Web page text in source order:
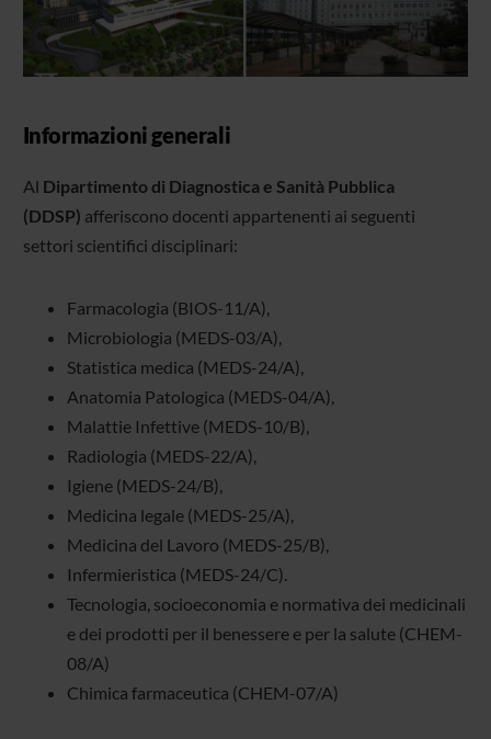
Informazioni generali
Al Dipartimento di Diagnostica e Sanità Pubblica
(DDSP) afferiscono docenti appartenenti ai seguenti
settori scientifici disciplinari:
Farmacologia (BIOS-11/A),
Microbiologia (MEDS-03/A),
Statistica medica (MEDS-24/A),
Anatomia Patologica (MEDS-04/A),
Malattie Infettive (MEDS-10/B),
Radiologia (MEDS-22/A),
Igiene (MEDS-24/B),
Medicina legale (MEDS-25/A),
Medicina del Lavoro (MEDS-25/B),
Infermieristica (MEDS-24/C).
Tecnologia, socioeconomia e normativa dei medicinali
e dei prodotti per il benessere e per la salute (CHEM-
08/A)
Chimica farmaceutica (CHEM-07/A)